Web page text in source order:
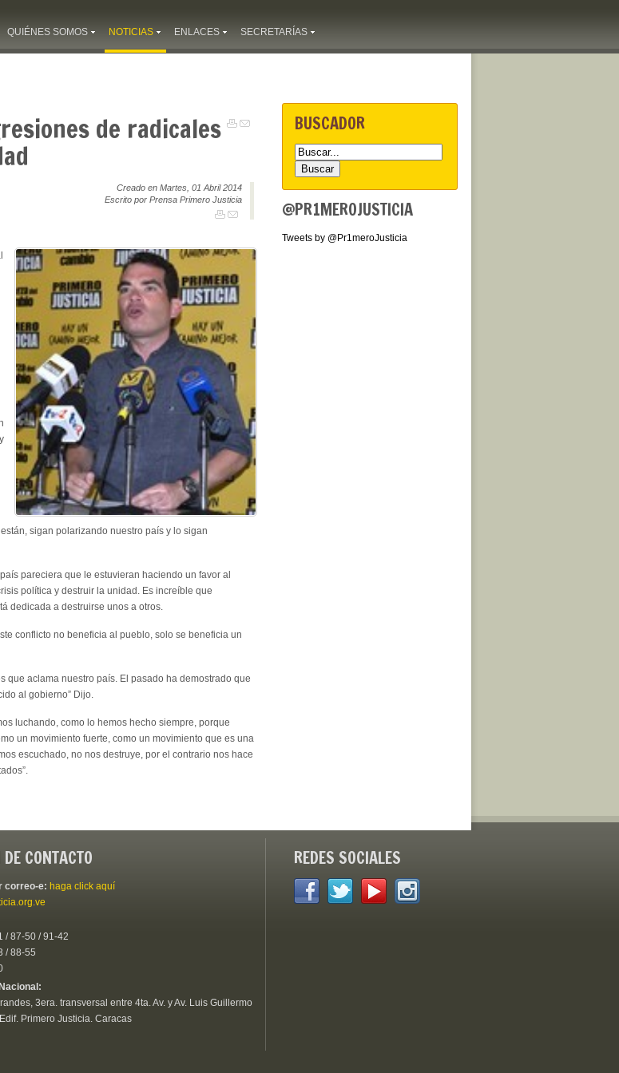
QUIÉNES SOMOS NOTICIAS ENLACES SECRETARÍAS
de radicales
Creado en Martes, 01 Abril 2014
Escrito por Prensa Primero Justicia
sigan polarizando nuestro país y lo sigan
pareciera que le estuvieran haciendo un favor al
política y destruir la unidad. Es increíble que
dedicada a destruirse unos a otros.
conflicto no beneficia al pueblo, solo se beneficia un
que aclama nuestro país. El pasado ha demostrado que
al gobierno” Dijo.
luchando, como lo hemos hecho siempre, porque
un movimiento fuerte, como un movimiento que es una
escuchado, no nos destruye, por el contrario nos hace
BUSCADOR
@PR1MEROJUSTICIA
Tweets by @Pr1meroJusticia
CONTACTO
correo-e: haga click aquí
/ 87-50 / 91-42
/ 88-55
3era. transversal entre 4ta. Av. y Av. Luis Guillermo
Primero Justicia. Caracas
REDES SOCIALES